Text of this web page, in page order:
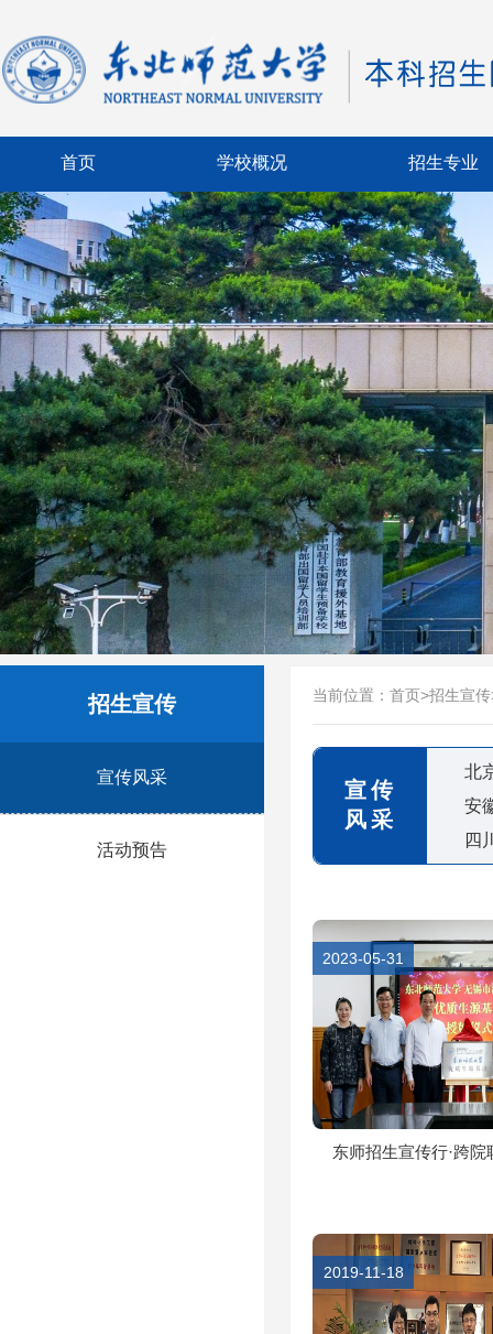
首页 学校概况 招生专业
招生宣传
宣传风采
活动预告
当前位置： 首页>招生宣传
宣传
风采
北
安
四
东师招生宣传行·跨
2023-05-31
2019-11-18